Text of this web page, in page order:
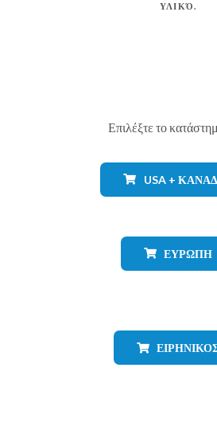
ΥΛΙΚΌ.
Επιλέξτε το
USA +
ΕΥΡΏΠΗ